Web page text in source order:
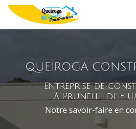
Aller
principal
Entreprise de
à Prunelli-di-
Notre savoir-faire en